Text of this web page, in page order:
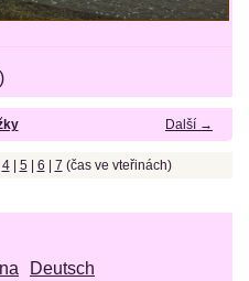
Další →
4| 5| 6 7 (čas ve vteřinách)
Deutsch